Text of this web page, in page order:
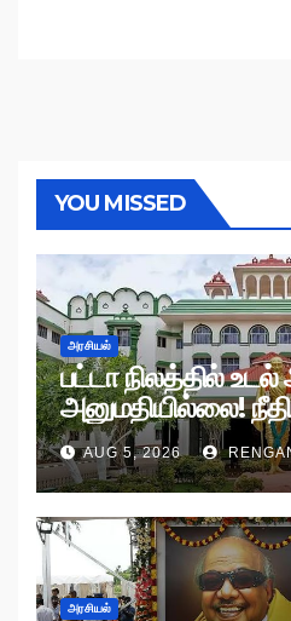
YOU MISSED
அரசியல்
பட்டா நிலத்தில்
அனுமதியில்லை!
உத்தரவு!
AUG 5, 2026
அரசியல்